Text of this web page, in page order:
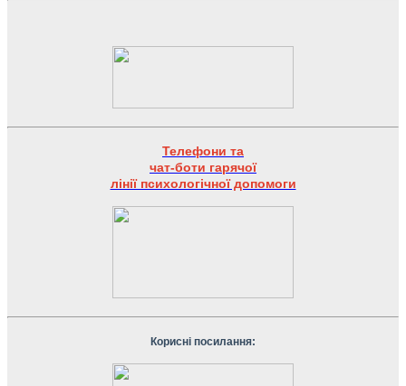
Телефони та
чат-боти гарячої
лінії психологічної допомоги
Корисні посилання: